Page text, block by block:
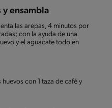
y ensambla
las arepas, 4 minutos por
con la ayuda de una
y el aguacate todo en
con 1 taza de café y